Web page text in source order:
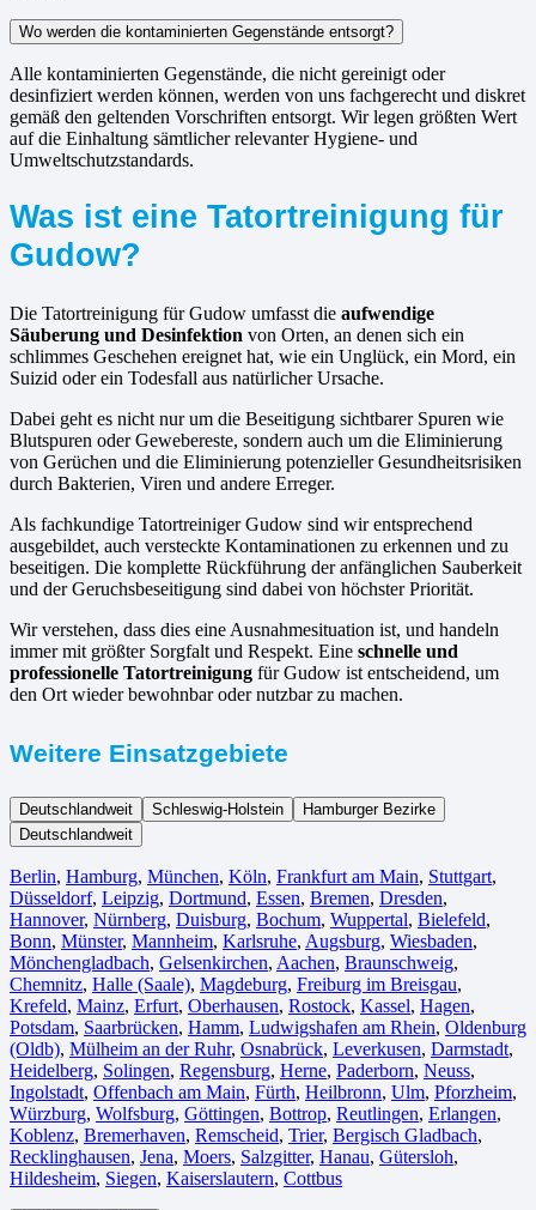
Wo werden die kontaminierten Gegenstände entsorgt?
Alle kontaminierten Gegenstände, die nicht gereinigt oder
desinfiziert werden können, werden von uns fachgerecht und diskret
gemäß den geltenden Vorschriften entsorgt. Wir legen größten Wert
auf die Einhaltung sämtlicher relevanter Hygiene- und
Umweltschutzstandards.
Was ist eine Tatortreinigung für
Gudow?
Die Tatortreinigung für Gudow umfasst die aufwendige
Säuberung und Desinfektion von Orten, an denen sich ein
schlimmes Geschehen ereignet hat, wie ein Unglück, ein Mord, ein
Suizid oder ein Todesfall aus natürlicher Ursache.
Dabei geht es nicht nur um die Beseitigung sichtbarer Spuren wie
Blutspuren oder Gewebereste, sondern auch um die Eliminierung
von Gerüchen und die Eliminierung potenzieller Gesundheitsrisiken
durch Bakterien, Viren und andere Erreger.
Als fachkundige Tatortreiniger Gudow sind wir entsprechend
ausgebildet, auch versteckte Kontaminationen zu erkennen und zu
beseitigen. Die komplette Rückführung der anfänglichen Sauberkeit
und der Geruchsbeseitigung sind dabei von höchster Priorität.
Wir verstehen, dass dies eine Ausnahmesituation ist, und handeln
immer mit größter Sorgfalt und Respekt. Eine schnelle und
professionelle Tatortreinigung für Gudow ist entscheidend, um
den Ort wieder bewohnbar oder nutzbar zu machen.
Weitere Einsatzgebiete
Deutschlandweit Schleswig-Holstein
Hamburger Bezirke
Deutschlandweit
Berlin⁠, Hamburg, München, Köln⁠, Frankfurt am Main, Stuttgart,
Düsseldorf, Leipzig, Dortmund, Essen, Bremen, Dresden,
Hannover, Nürnberg, Duisburg⁠, Bochum, Wuppertal⁠, Bielefeld⁠,
Bonn⁠, Münster⁠, Mannheim, Karlsruhe, Augsburg, Wiesbaden⁠,
Mönchengladbach⁠, Gelsenkirchen⁠, Aachen⁠, Braunschweig,
Chemnitz⁠, Halle (Saale)⁠, Magdeburg, Freiburg im Breisgau⁠,
Krefeld⁠, Mainz⁠, Erfurt, Oberhausen⁠, Rostock⁠, Kassel⁠, Hagen,
Potsdam, Saarbrücken⁠, Hamm, Ludwigshafen am Rhein⁠, Oldenburg
(Oldb), Mülheim an der Ruhr, Osnabrück⁠, Leverkusen, Darmstadt⁠,
Heidelberg, Solingen, Regensburg, Herne⁠, Paderborn, Neuss,
Ingolstadt, Offenbach am Main, Fürth⁠, Heilbronn, Ulm⁠, Pforzheim,
Würzburg, Wolfsburg⁠, Göttingen, Bottrop, Reutlingen, Erlangen⁠,
Koblenz, Bremerhaven⁠, Remscheid, Trier⁠, Bergisch Gladbach,
Recklinghausen, Jena⁠, Moers⁠, Salzgitter⁠, Hanau, Gütersloh,
Hildesheim⁠, Siegen⁠, Kaiserslautern⁠, Cottbus⁠